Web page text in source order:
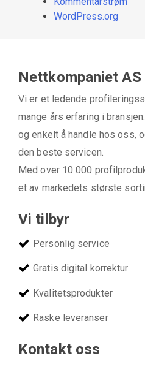
WordPress.org
Nettkompaniet AS
Vi er et ledende
mange års erfaring i
og enkelt å handle hos oss,
den beste servicen.
Med over 10 000
et av markedets største
Vi tilbyr
Personlig service
Gratis digital korrektur
Kvalitetsprodukter
Raske leveranser
Kontakt oss